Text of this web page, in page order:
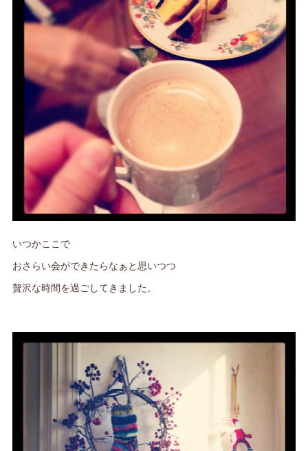
いつかここで
おさらい会ができたらなぁと思いつつ
贅沢な時間を過ごしてきました。